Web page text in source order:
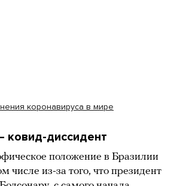
коронавируса в мире
ковид-диссидент
положение в Бразилии
числе из-за того, что президент